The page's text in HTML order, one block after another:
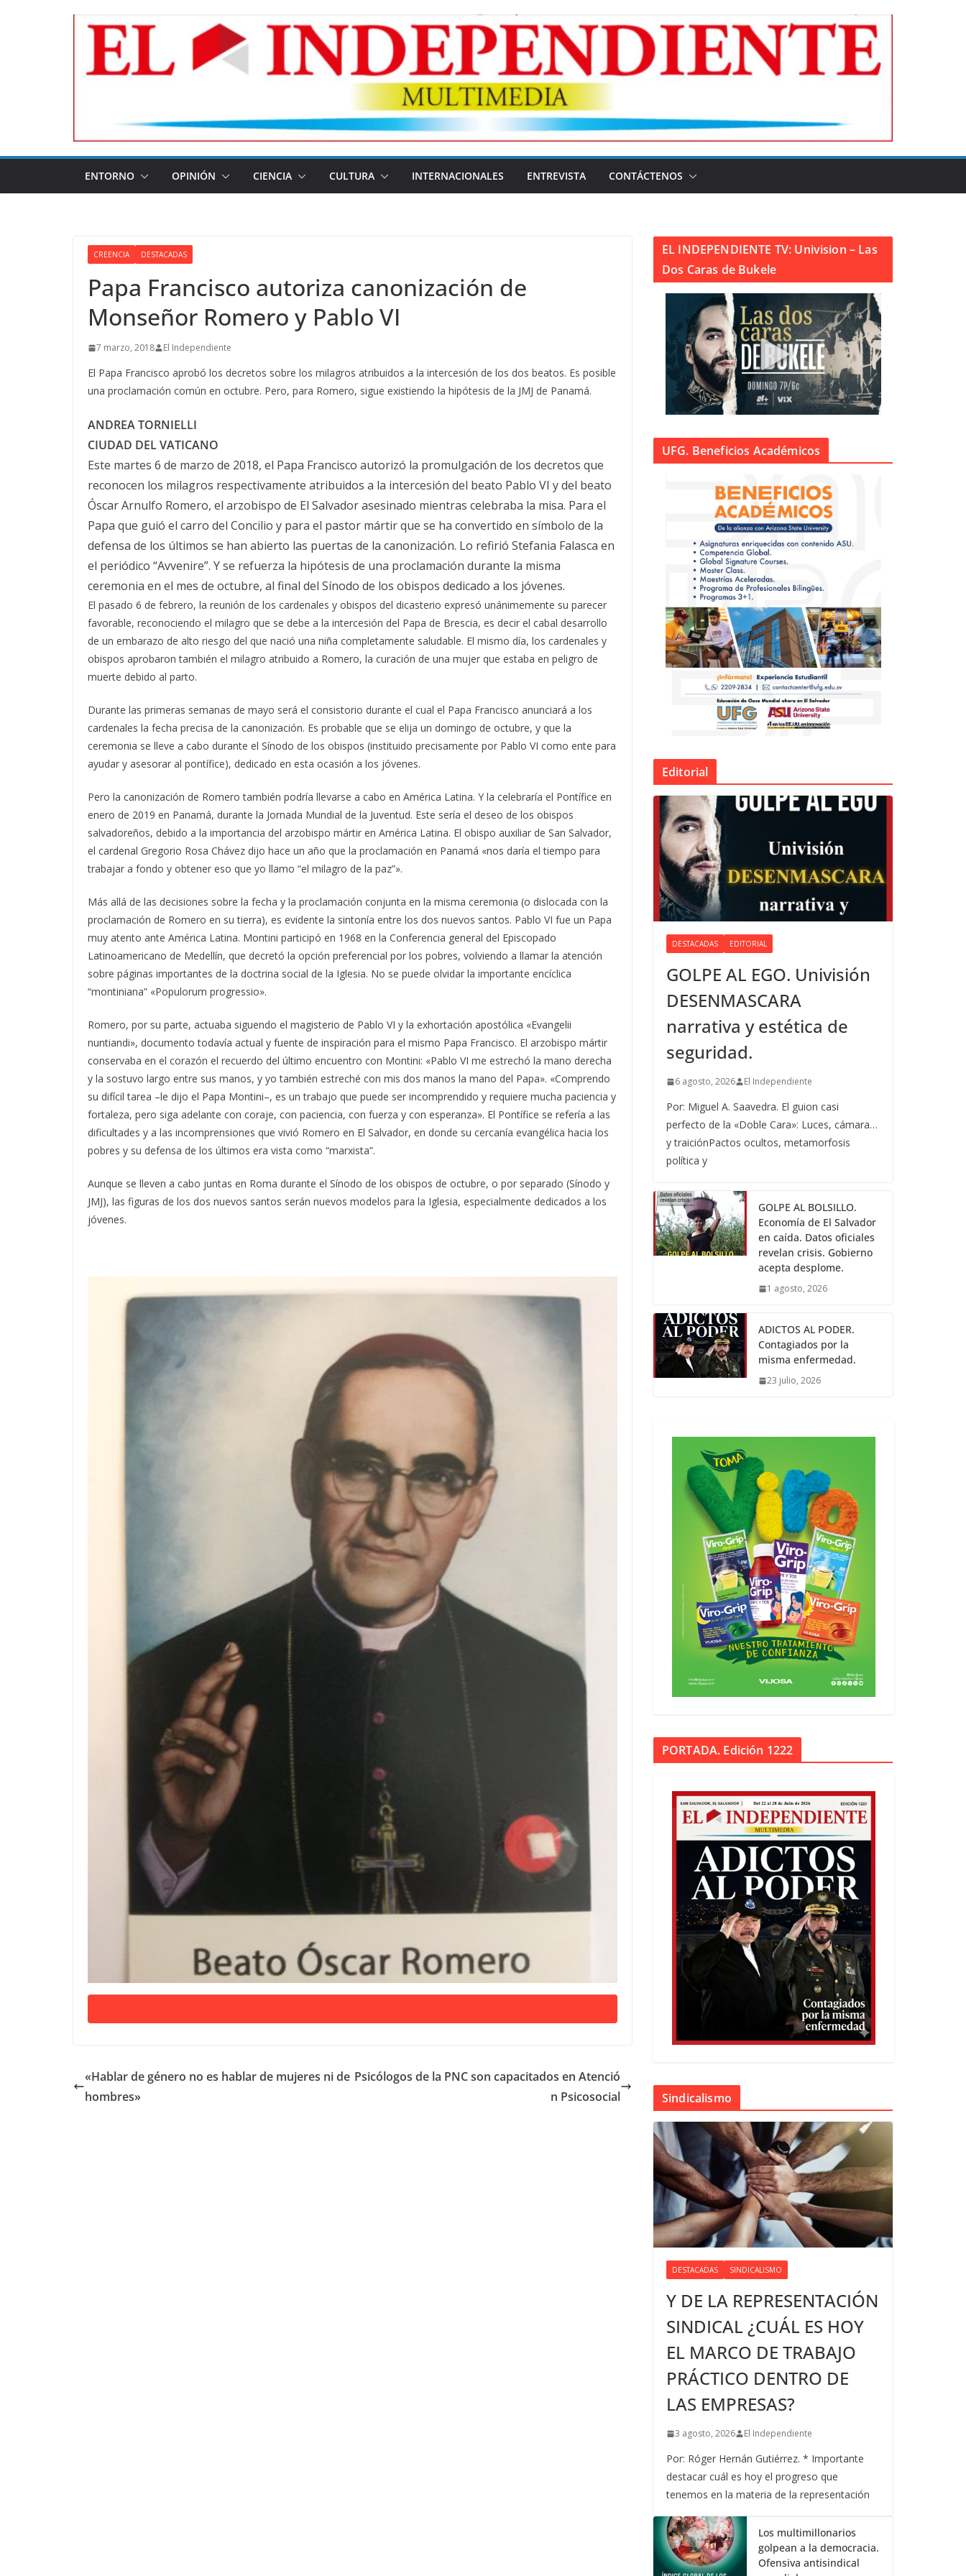
ENTORNO OPINIÓN CIENCIA CULTURA INTERNACIONALES ENTREVISTA CONTÁCTENOS
CREENCIA DESTACADAS
Papa Francisco autoriza canonización de
Monseñor Romero y Pablo VI
7 marzo, 2018 El Independiente
El Papa Francisco aprobó los decretos sobre los milagros atribuidos a la intercesión de los dos beatos. Es posible
una proclamación común en octubre. Pero, para Romero, sigue existiendo la hipótesis de la JMJ de Panamá.
ANDREA TORNIELLI
CIUDAD DEL VATICANO
Este martes 6 de marzo de 2018, el Papa Francisco autorizó la promulgación de los decretos que
reconocen los milagros respectivamente atribuidos a la intercesión del beato Pablo VI y del beato
Óscar Arnulfo Romero, el arzobispo de El Salvador asesinado mientras celebraba la misa. Para el
Papa que guió el carro del Concilio y para el pastor mártir que se ha convertido en símbolo de la
defensa de los últimos se han abierto las puertas de la canonización. Lo refirió Stefania Falasca en
el periódico “Avvenire”. Y se refuerza la hipótesis de una proclamación durante la misma
ceremonia en el mes de octubre, al final del Sínodo de los obispos dedicado a los jóvenes.
El pasado 6 de febrero, la reunión de los cardenales y obispos del dicasterio expresó unánimemente su parecer
favorable, reconociendo el milagro que se debe a la intercesión del Papa de Brescia, es decir el cabal desarrollo
de un embarazo de alto riesgo del que nació una niña completamente saludable. El mismo día, los cardenales y
obispos aprobaron también el milagro atribuido a Romero, la curación de una mujer que estaba en peligro de
muerte debido al parto.
Durante las primeras semanas de mayo será el consistorio durante el cual el Papa Francisco anunciará a los
cardenales la fecha precisa de la canonización. Es probable que se elija un domingo de octubre, y que la
ceremonia se lleve a cabo durante el Sínodo de los obispos (instituido precisamente por Pablo VI como ente para
ayudar y asesorar al pontífice), dedicado en esta ocasión a los jóvenes.
Pero la canonización de Romero también podría llevarse a cabo en América Latina. Y la celebraría el Pontífice en
enero de 2019 en Panamá, durante la Jornada Mundial de la Juventud. Este sería el deseo de los obispos
salvadoreños, debido a la importancia del arzobispo mártir en América Latina. El obispo auxiliar de San Salvador,
el cardenal Gregorio Rosa Chávez dijo hace un año que la proclamación en Panamá «nos daría el tiempo para
trabajar a fondo y obtener eso que yo llamo “el milagro de la paz”».
Más allá de las decisiones sobre la fecha y la proclamación conjunta en la misma ceremonia (o dislocada con la
proclamación de Romero en su tierra), es evidente la sintonía entre los dos nuevos santos. Pablo VI fue un Papa
muy atento ante América Latina. Montini participó en 1968 en la Conferencia general del Episcopado
Latinoamericano de Medellín, que decretó la opción preferencial por los pobres, volviendo a llamar la atención
sobre páginas importantes de la doctrina social de la Iglesia. No se puede olvidar la importante encíclica
“montiniana” «Populorum progressio».
Romero, por su parte, actuaba siguendo el magisterio de Pablo VI y la exhortación apostólica «Evangelii
nuntiandi», documento todavía actual y fuente de inspiración para el mismo Papa Francisco. El arzobispo mártir
conservaba en el corazón el recuerdo del último encuentro con Montini: «Pablo VI me estrechó la mano derecha
y la sostuvo largo entre sus manos, y yo también estreché con mis dos manos la mano del Papa». «Comprendo
su difícil tarea –le dijo el Papa Montini–, es un trabajo que puede ser incomprendido y requiere mucha paciencia y
fortaleza, pero siga adelante con coraje, con paciencia, con fuerza y con esperanza». El Pontífice se refería a las
dificultades y a las incomprensiones que vivió Romero en El Salvador, en donde su cercanía evangélica hacia los
pobres y su defensa de los últimos era vista como “marxista”.
Aunque se lleven a cabo juntas en Roma durante el Sínodo de los obispos de octubre, o por separado (Sínodo y
JMJ), las figuras de los dos nuevos santos serán nuevos modelos para la Iglesia, especialmente dedicados a los
jóvenes.
«Hablar de género no es hablar de mujeres ni de
hombres»
Psicólogos de la PNC son capacitados en Atenció
n Psicosocial
EL INDEPENDIENTE TV: Univision – Las
Dos Caras de Bukele
UFG. Beneficios Académicos
Editorial
DESTACADAS EDITORIAL
GOLPE AL EGO. Univisión
DESENMASCARA
narrativa y estética de
seguridad.
6 agosto, 2026 El Independiente
Por: Miguel A. Saavedra. El guion casi
perfecto de la «Doble Cara»: Luces, cámara…
y traiciónPactos ocultos, metamorfosis
política y
GOLPE AL BOLSILLO.
Economía de El Salvador
en caída. Datos oficiales
revelan crisis. Gobierno
acepta desplome.
1 agosto, 2026
ADICTOS AL PODER.
Contagiados por la
misma enfermedad.
23 julio, 2026
PORTADA. Edición 1222
Sindicalismo
DESTACADAS SINDICALISMO
Y DE LA REPRESENTACIÓN
SINDICAL ¿CUÁL ES HOY
EL MARCO DE TRABAJO
PRÁCTICO DENTRO DE
LAS EMPRESAS?
3 agosto, 2026 El Independiente
Por: Róger Hernán Gutiérrez. * Importante
destacar cuál es hoy el progreso que
tenemos en la materia de la representación
Los multimillonarios
golpean a la democracia.
Ofensiva antisindical